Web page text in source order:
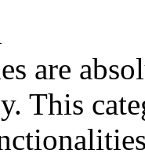
are
This